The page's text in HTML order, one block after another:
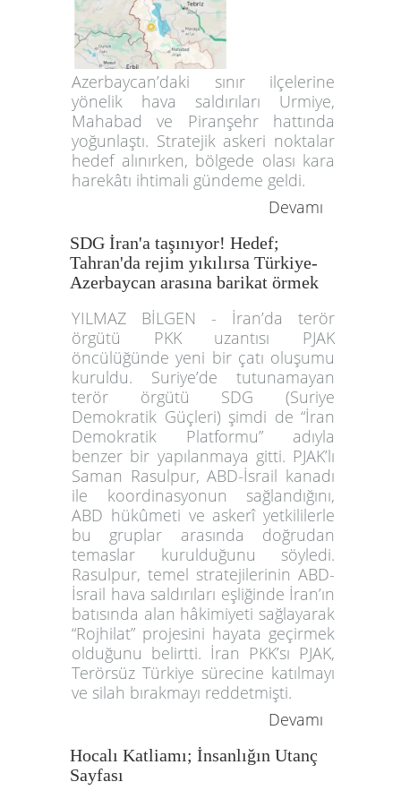
Azerbaycan’daki sınır ilçelerine
yönelik hava saldırıları Urmiye,
Mahabad ve Piranşehr hattında
yoğunlaştı. Stratejik askeri noktalar
hedef alınırken, bölgede olası kara
harekâtı ihtimali gündeme geldi.
Devamı
SDG İran'a taşınıyor! Hedef;
Tahran'da rejim yıkılırsa Türkiye-
Azerbaycan arasına barikat örmek
YILMAZ BİLGEN - İran’da terör
örgütü PKK uzantısı PJAK
öncülüğünde yeni bir çatı oluşumu
kuruldu. Suriye’de tutunamayan
terör örgütü SDG (Suriye
Demokratik Güçleri) şimdi de “İran
Demokratik Platformu” adıyla
benzer bir yapılanmaya gitti. PJAK’lı
Saman Rasulpur, ABD-İsrail kanadı
ile koordinasyonun sağlandığını,
ABD hükûmeti ve askerî yetkililerle
bu gruplar arasında doğrudan
temaslar kurulduğunu söyledi.
Rasulpur, temel stratejilerinin ABD-
İsrail hava saldırıları eşliğinde İran’ın
batısında alan hâkimiyeti sağlayarak
“Rojhilat” projesini hayata geçirmek
olduğunu belirtti. İran PKK’sı PJAK,
Terörsüz Türkiye sürecine katılmayı
ve silah bırakmayı reddetmişti.
Devamı
Hocalı Katliamı; İnsanlığın Utanç
Sayfası